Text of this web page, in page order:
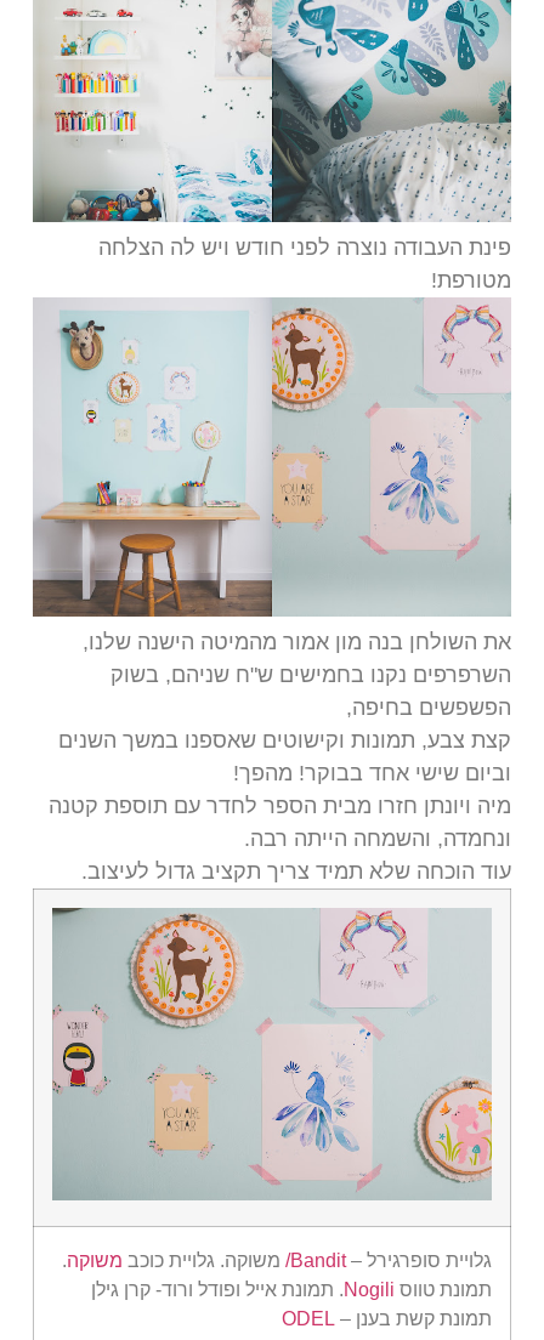
פינת העבודה נוצרה לפני חודש ויש לה הצלחה
מטורפת!
את השולחן בנה מון אמור מהמיטה הישנה שלנו,
השרפרפים נקנו בחמישים ש"ח שניהם, בשוק
הפשפשים בחיפה,
קצת צבע, תמונות וקישוטים שאספנו במשך השנים
וביום שישי אחד בבוקר! מהפך!
מיה ויונתן חזרו מבית הספר לחדר עם תוספת קטנה
ונחמדה, והשמחה הייתה רבה.
עוד הוכחה שלא תמיד צריך תקציב גדול לעיצוב.
גלויית סופרגירל –Bandit/ משוקה. גלויית כוכב משוקה.
תמונת טווס Nogili. תמונת אייל ופודל ורוד- קרן גילן
תמונת קשת בענן – ODEL